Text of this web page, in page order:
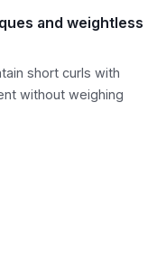
and weightless
short curls with
without weighing